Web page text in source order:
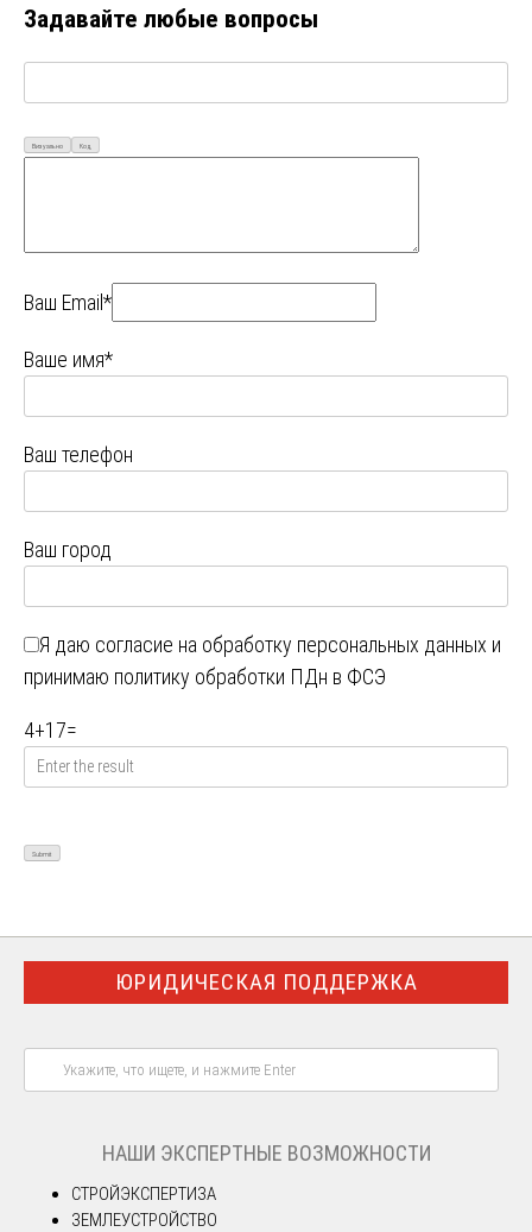
Задавайте любые вопросы
Визуально Код
Ваш Email*
Ваше имя*
Ваш телефон
Ваш город
Я даю согласие на обработку персональных данных и
принимаю политику обработки ПДн в ФСЭ
4+17=
ЮРИДИЧЕСКАЯ ПОДДЕРЖКА
НАШИ ЭКСПЕРТНЫЕ ВОЗМОЖНОСТИ
СТРОЙЭКСПЕРТИЗА
ЗЕМЛЕУСТРОЙСТВО